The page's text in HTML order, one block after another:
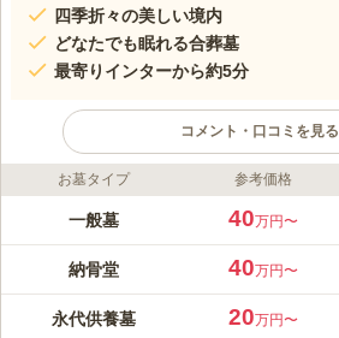
四季折々の美しい境内
どなたでも眠れる合葬墓
最寄りインターから約5分
コメント・口コミを見る
口コミ評価
この霊園はまだ誰からも評価されていません。
お墓タイプ 参考価格
一般墓 40万円〜
納骨堂 40万円〜
永代供養墓 20万円〜